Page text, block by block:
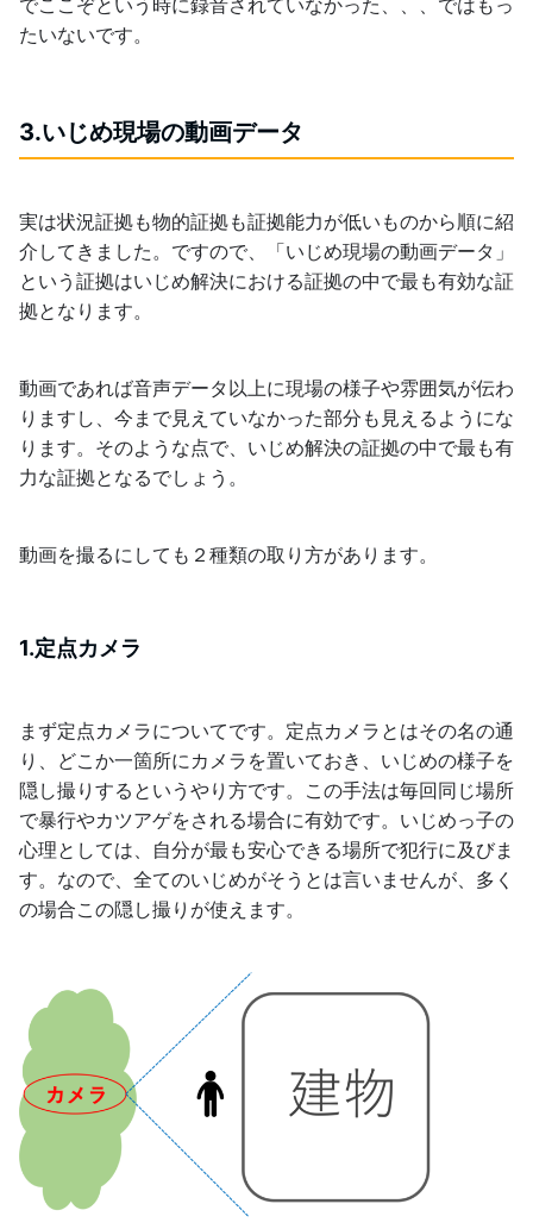
でここぞという時に録音されていなかった、、、ではもっ
たいないです。
3.いじめ現場の動画データ
実は状況証拠も物的証拠も証拠能力が低いものから順に紹
介してきました。ですので、「いじめ現場の動画データ」
という証拠はいじめ解決における証拠の中で最も有効な証
拠となります。
動画であれば音声データ以上に現場の様子や雰囲気が伝わ
りますし、今まで見えていなかった部分も見えるようにな
ります。そのような点で、いじめ解決の証拠の中で最も有
力な証拠となるでしょう。
動画を撮るにしても２種類の取り方があります。
1.定点カメラ
まず定点カメラについてです。定点カメラとはその名の通
り、どこか一箇所にカメラを置いておき、いじめの様子を
隠し撮りするというやり方です。この手法は毎回同じ場所
で暴行やカツアゲをされる場合に有効です。いじめっ子の
心理としては、自分が最も安心できる場所で犯行に及びま
す。なので、全てのいじめがそうとは言いませんが、多く
の場合この隠し撮りが使えます。